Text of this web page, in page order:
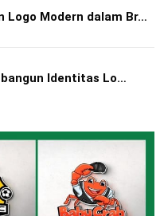
Logo Modern dalam Br…
Identitas Lo…